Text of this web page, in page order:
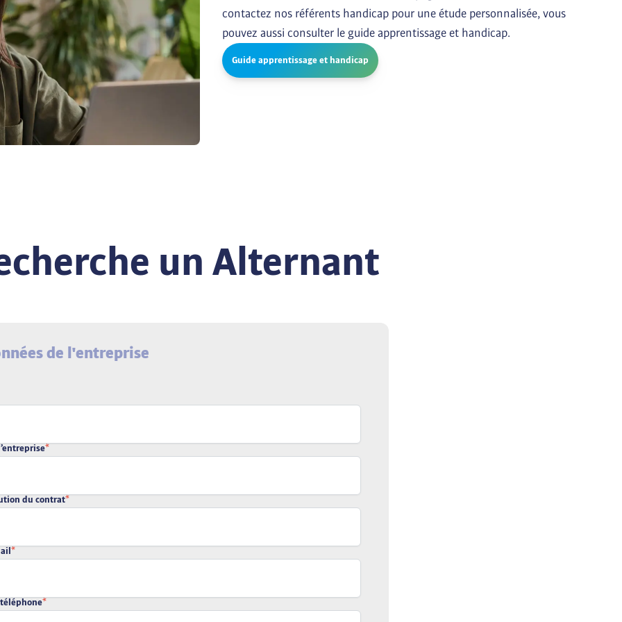
contactez nos référents handicap pour une étude personnalisée, vous
pouvez aussi consulter le guide apprentissage et handicap.
Guide apprentissage et handicap
un Alternant
de l'entreprise
*
du contrat*
*
*